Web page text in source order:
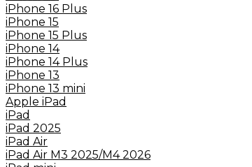
iPhone 16 Plus
iPhone 15
iPhone 15 Plus
iPhone 14
iPhone 14 Plus
iPhone 13
iPhone 13 mini
Apple iPad
iPad
iPad 2025
iPad Air
iPad Air M3 2025/M4 2026